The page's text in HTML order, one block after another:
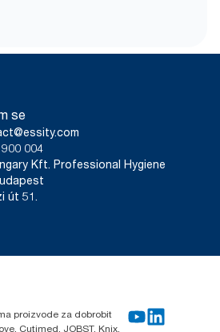
se
004
Kft. Professional Hygiene
út 51.
proizvode za dobrobit
Cutimed, JOBST, Knix,